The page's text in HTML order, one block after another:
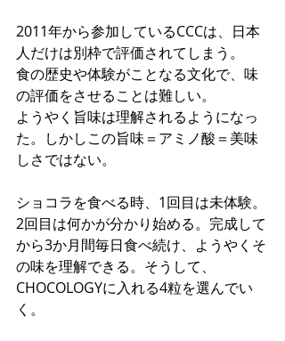
2011年から参加しているCCCは、日本
人だけは別枠で評価されてしまう。
食の歴史や体験がことなる文化で、味
の評価をさせることは難しい。
ようやく旨味は理解されるようになっ
た。しかしこの旨味＝アミノ酸＝美味
しさではない。
ショコラを食べる時、1回目は未体験。
2回目は何かが分かり始める。完成して
から3か月間毎日食べ続け、ようやくそ
の味を理解できる。そうして、
CHOCOLOGYに入れる4粒を選んでい
く。